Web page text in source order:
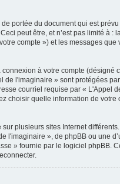
portée du document qui est
peut être, et n’est pas limité à :
compte ») et les messages que
à votre compte (désigné
de l'imaginaire » sont protégées
courriel requise par « L'Appel
choisir quelle information de votre
plusieurs sites Internet
l'imaginaire », de phpBB ou une
» fournie par le logiciel phpBB.